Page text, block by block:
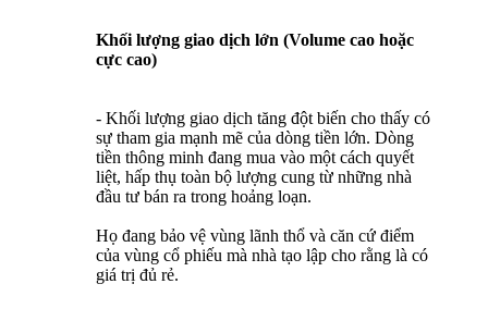
Khối lượng giao dịch lớn (Volume cao hoặc
cực cao)
- Khối lượng giao dịch tăng đột biến cho thấy có
sự tham gia mạnh mẽ của dòng tiền lớn. Dòng
tiền thông minh đang mua vào một cách quyết
liệt, hấp thụ toàn bộ lượng cung từ những nhà
đầu tư bán ra trong hoảng loạn.
Họ đang bảo vệ vùng lãnh thổ và căn cứ điểm
của vùng cổ phiếu mà nhà tạo lập cho rằng là có
giá trị đủ rẻ.